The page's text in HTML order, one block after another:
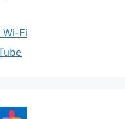
Wi-Fi